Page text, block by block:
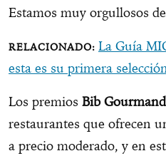
Estamos muy orgullosos
La Guía
esta es su primera
Los premios Bib Gourmand
restaurantes que ofrecen
a precio moderado, y en